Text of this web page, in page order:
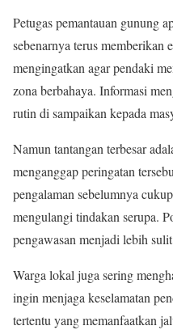
Petugas pemantauan gunung
sebenarnya terus memberikan
mengingatkan agar pendaki
zona berbahaya. Informasi
rutin di sampaikan kepada
Namun tantangan terbesar
menganggap peringatan
pengalaman sebelumnya
mengulangi tindakan serupa.
pengawasan menjadi lebih
Warga lokal juga sering
ingin menjaga keselamatan
tertentu yang memanfaatkan